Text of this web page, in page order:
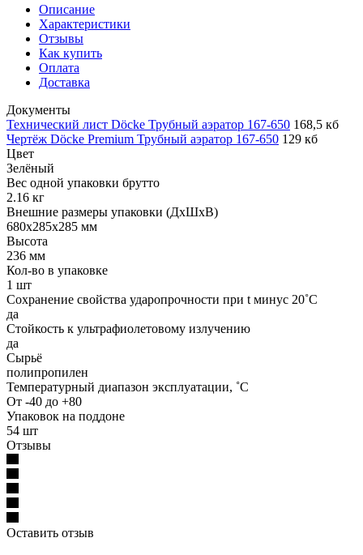
Описание
Характеристики
Отзывы
Как купить
Оплата
Доставка
Документы
Технический лист Döcke Трубный аэратор 167-650 168,5 кб
Чертёж Döcke Premium Трубный аэратор 167-650 129 кб
Цвет
Зелёный
Вес одной упаковки брутто
2.16 кг
Внешние размеры упаковки (ДхШхВ)
680х285х285 мм
Высота
236 мм
Кол-во в упаковке
1 шт
Сохранение свойства ударопрочности при t минус 20˚C
да
Стойкость к ультрафиолетовому излучению
да
Сырьё
полипропилен
Температурный диапазон эксплуатации, ˚С
От -40 до +80
Упаковок на поддоне
54 шт
Отзывы
Оставить отзыв